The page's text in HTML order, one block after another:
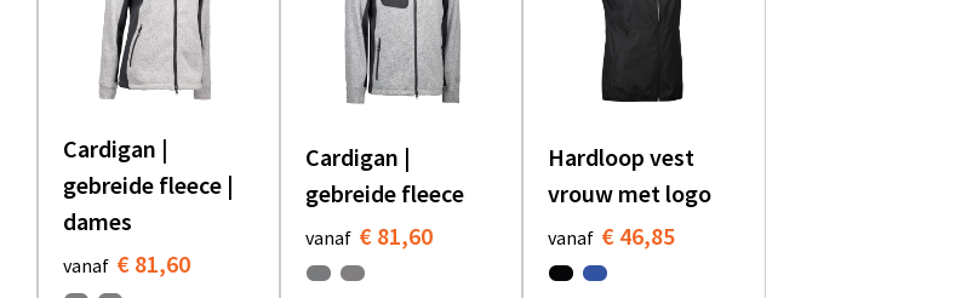
Cardigan |
gebreide fleece |
dames
vanaf € 81,60
Cardigan |
gebreide fleece
vanaf € 81,60
Hardloop vest
vrouw met logo
vanaf € 46,85